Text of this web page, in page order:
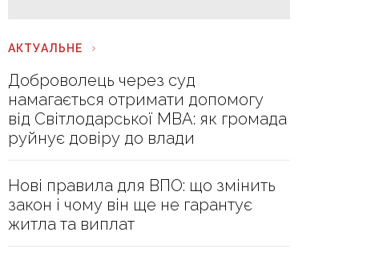
АКТУАЛЬНЕ
Доброволець через суд
намагається отримати допомогу
від Світлодарської МВА: як громада
руйнує довіру до влади
Нові правила для ВПО: що змінить
закон і чому він ще не гарантує
житла та виплат